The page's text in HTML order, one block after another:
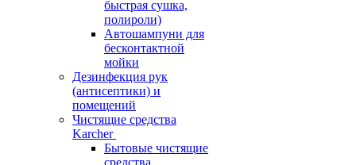
быстрая сушка,
полироли)
Автошампуни для
бесконтактной
мойки
Дезинфекция рук
(антисептики) и
помещений
Чистящие средства
Karcher
Бытовые чистящие
средства